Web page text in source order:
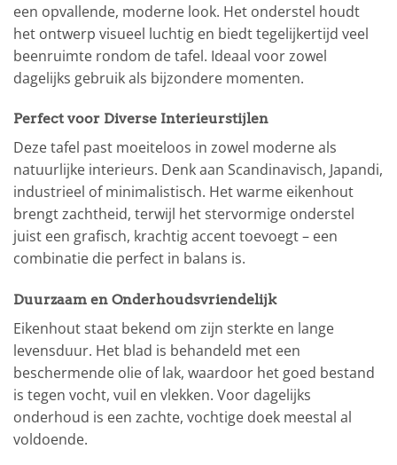
een opvallende, moderne look. Het onderstel houdt
het ontwerp visueel luchtig en biedt tegelijkertijd veel
beenruimte rondom de tafel. Ideaal voor zowel
dagelijks gebruik als bijzondere momenten.
Perfect voor Diverse Interieurstijlen
Deze tafel past moeiteloos in zowel moderne als
natuurlijke interieurs. Denk aan Scandinavisch, Japandi,
industrieel of minimalistisch. Het warme eikenhout
brengt zachtheid, terwijl het stervormige onderstel
juist een grafisch, krachtig accent toevoegt – een
combinatie die perfect in balans is.
Duurzaam en Onderhoudsvriendelijk
Eikenhout staat bekend om zijn sterkte en lange
levensduur. Het blad is behandeld met een
beschermende olie of lak, waardoor het goed bestand
is tegen vocht, vuil en vlekken. Voor dagelijks
onderhoud is een zachte, vochtige doek meestal al
voldoende.